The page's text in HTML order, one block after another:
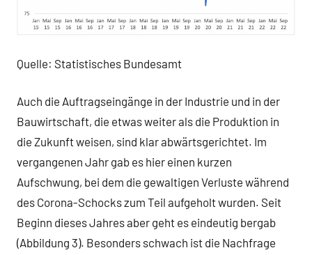
Quelle: Statistisches Bundesamt
Auch die Auftragseingänge in der Industrie und in der
Bauwirtschaft, die etwas weiter als die Produktion in
die Zukunft weisen, sind klar abwärtsgerichtet. Im
vergangenen Jahr gab es hier einen kurzen
Aufschwung, bei dem die gewaltigen Verluste während
des Corona-Schocks zum Teil aufgeholt wurden. Seit
Beginn dieses Jahres aber geht es eindeutig bergab
(Abbildung 3). Besonders schwach ist die Nachfrage